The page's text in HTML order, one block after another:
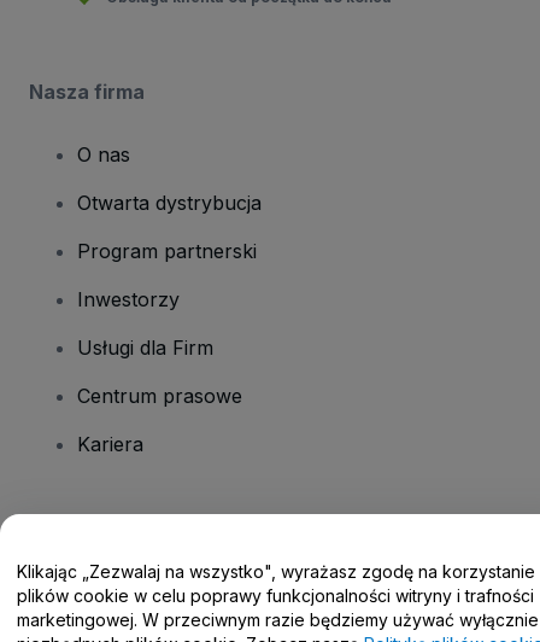
Nasza firma
O nas
Otwarta dystrybucja
Program partnerski
Inwestorzy
Usługi dla Firm
Centrum prasowe
Kariera
Centrum pomocy / Skontaktuj się z nami
Klikając „Zezwalaj na wszystko", wyrażasz zgodę na korzystanie
plików cookie w celu poprawy funkcjonalności witryny i trafności
marketingowej. W przeciwnym razie będziemy używać wyłącznie